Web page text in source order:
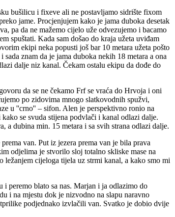
bušilicu i fixeve ali ne postavljamo sidrište fixom
jame. Procjenjujem kako je jama duboka desetak
pa da ne mažemo cijelo uže odvezujemo i bacamo
spuštati. Kada sam došao do kraja užeta uviđam
ekipi neka popusti još bar 10 metara užeta pošto
znam da je jama duboka nekih 18 metara a ona
dalje niz kanal. Čekam ostalu ekipu da dođe do
da se ne čekamo Frf se vraća do Hrvoja i oni
po zidovima mnogo slatkovodnih spužvi,
u ''crno'' – sifon. Alen je perspektivno ronio na
se svuda stijena podvlači i kanal odlazi dalje.
dubina min. 15 metara i sa svih strana odlazi dalje.
van. Put iz jezera prema van je bila prava
odjelima je stvorilo sloj totalno skliske mase na
cijeloga tijela uz strmi kanal, a kako smo mi
peremo blato sa nas. Marjan i ja odlazimo do
i na mjestu dok je nizvodno na slapu naravno
podjednako izvlačili van. Svatko je dobio dvije